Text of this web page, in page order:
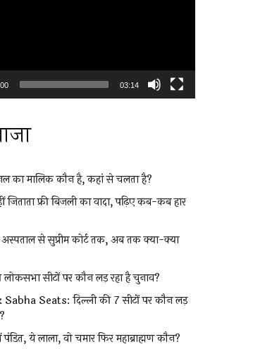
03:14
का मालिक कौन है, कहां से चलता है?
जिताता फ्री बिजली का वादा, पढ़िए कब-कब हार
से सुप्रीम कोर्ट तक, अब तक क्या-क्या
लोकसभा सीटों पर कौन लड़ रहा है चुनाव?
Seats: दिल्ली की 7 सीटों पर कौन लड़
ये लाला, वो चमार फिर महाब्राह्मण कौन?